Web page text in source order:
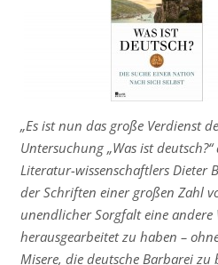
„Es ist nun das große Verdienst
Untersuchung „Was ist
Literatur-wissenschaftlers Dieter
der Schriften einer großen Zahl
unendlicher Sorgfalt eine andere
herausgearbeitet zu haben –
Misere, die deutsche Barbarei zu